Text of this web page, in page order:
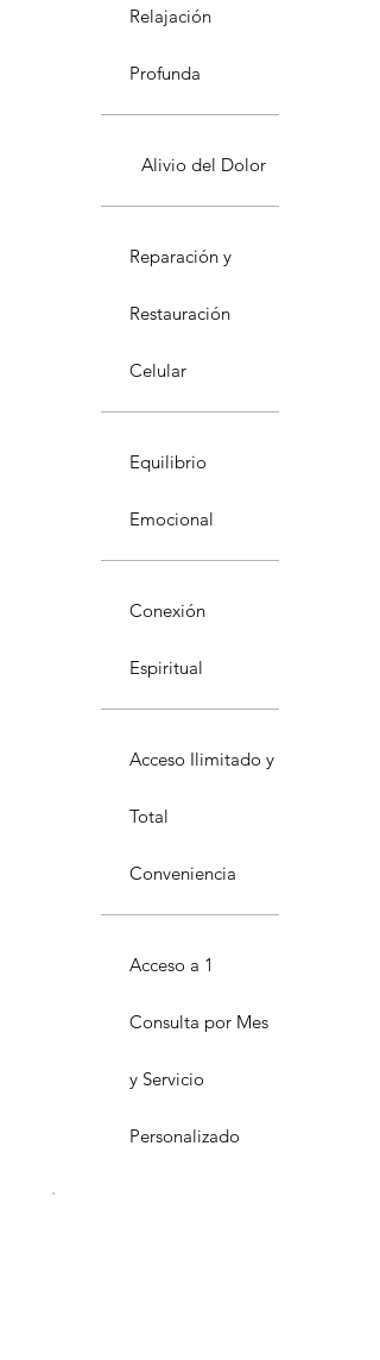
Relajación
Profunda
Alivio del Dolor
Reparación y
Restauración
Celular
Equilibrio
Emocional
Conexión
Espiritual
Acceso Ilimitado y
Total
Conveniencia
Acceso a 1
Consulta por Mes
y Servicio
Personalizado